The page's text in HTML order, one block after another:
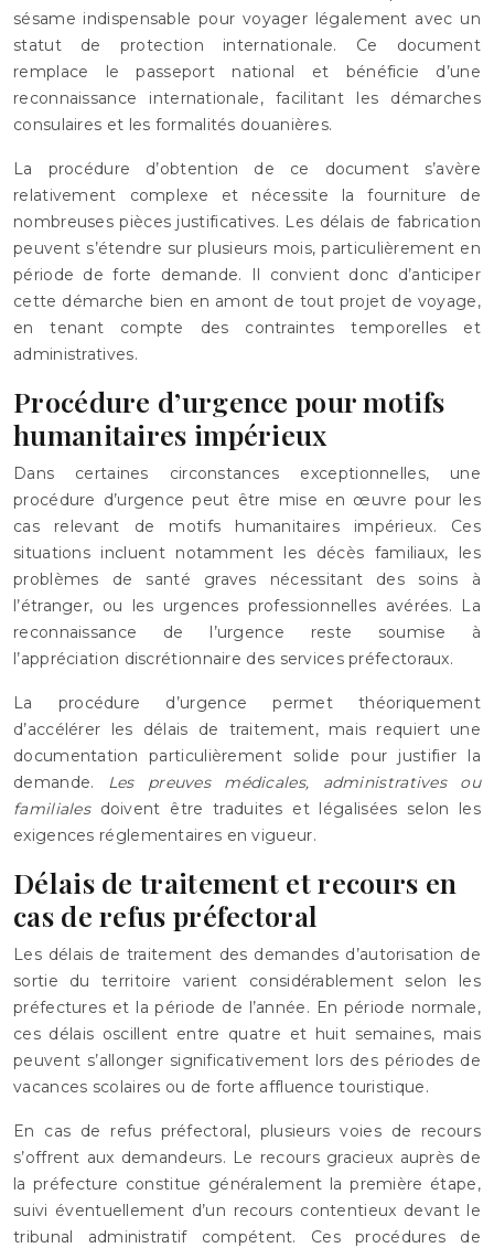
sésame indispensable pour voyager légalement avec un
statut de protection internationale. Ce document
remplace le passeport national et bénéficie d’une
reconnaissance internationale, facilitant les démarches
consulaires et les formalités douanières.
La procédure d’obtention de ce document s’avère
relativement complexe et nécessite la fourniture de
nombreuses pièces justificatives. Les délais de fabrication
peuvent s’étendre sur plusieurs mois, particulièrement en
période de forte demande. Il convient donc d’anticiper
cette démarche bien en amont de tout projet de voyage,
en tenant compte des contraintes temporelles et
administratives.
Procédure d’urgence pour motifs
humanitaires impérieux
Dans certaines circonstances exceptionnelles, une
procédure d’urgence peut être mise en œuvre pour les
cas relevant de motifs humanitaires impérieux. Ces
situations incluent notamment les décès familiaux, les
problèmes de santé graves nécessitant des soins à
l’étranger, ou les urgences professionnelles avérées. La
reconnaissance de l’urgence reste soumise à
l’appréciation discrétionnaire des services préfectoraux.
La procédure d’urgence permet théoriquement
d’accélérer les délais de traitement, mais requiert une
documentation particulièrement solide pour justifier la
demande. Les preuves médicales, administratives ou
familiales doivent être traduites et légalisées selon les
exigences réglementaires en vigueur.
Délais de traitement et recours en
cas de refus préfectoral
Les délais de traitement des demandes d’autorisation de
sortie du territoire varient considérablement selon les
préfectures et la période de l’année. En période normale,
ces délais oscillent entre quatre et huit semaines, mais
peuvent s’allonger significativement lors des périodes de
vacances scolaires ou de forte affluence touristique.
En cas de refus préfectoral, plusieurs voies de recours
s’offrent aux demandeurs. Le recours gracieux auprès de
la préfecture constitue généralement la première étape,
suivi éventuellement d’un recours contentieux devant le
tribunal administratif compétent. Ces procédures de